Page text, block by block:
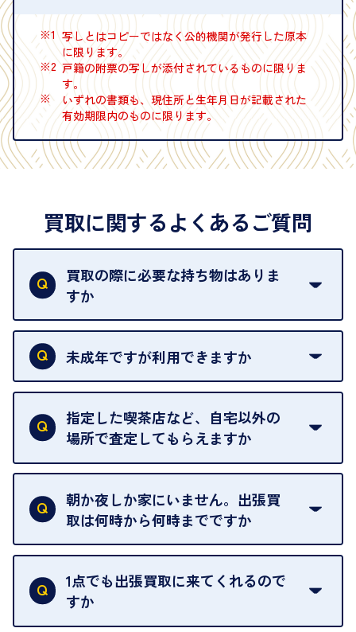
※1 写しとはコピーではなく公的機関が発行した原本
に限ります。
※2 戸籍の附票の写しが添付されているものに限りま
す。
※
いずれの書類も、現住所と生年月日が記載された
有効期限内のものに限ります。
買取に関するよくあるご質問
買取の際に必要な持ち物はありま
すか
本人確認書類をご用意ください。ご利用になれる書
類はこちらをご確認ください。
未成年ですが利用できますか
18歳未満の方は、保護者の同意があってもご利用い
ただけません。
指定した喫茶店など、自宅以外の
場所で査定してもらえますか
ご自宅以外での査定はお引き受けできません。ご指
定のお店や、ほかのお客様への迷惑となることが考
えられるためです。
朝か夜しか家にいません。出張買
取は何時から何時までですか
ご訪問可能時間は、10時から19時です。
ただし、お品物の種類や量によっては対応させてい
ただくことがあります。
1点でも出張買取に来てくれるので
すか